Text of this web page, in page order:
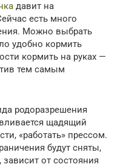
давит на
есть много
Можно выбрать
удобно кормить
кормить на руках —
тем самым
родоразрешения
щадящий
«работать» прессом.
будут сняты,
от состояния